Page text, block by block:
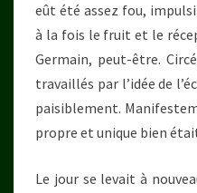
eût été assez fou,
à la fois le fruit et le
Germain, peut-être.
travaillés par l’idée de
paisiblement.
propre et unique bien
Le jour se levait à